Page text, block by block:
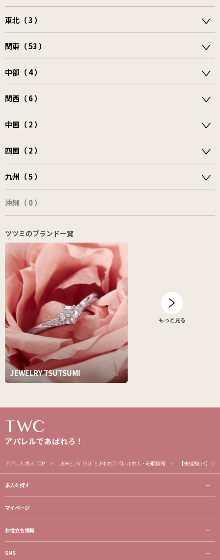
東北（ 3 ）
関東（ 53 ）
中部（ 4 ）
関西（ 6 ）
中国（ 2 ）
四国（ 2 ）
九州（ 5 ）
沖縄（ 0 ）
ツツミのブランド一覧
JEWELRY TSUTSUMI
もっと見る
アパレルであばれろ！
アパレル求人TOP JEWELRY TSUTSUMIのアパレル求人・転職情報 【未経験OK】
求人を探す
マイページ
お役立ち情報
SNS